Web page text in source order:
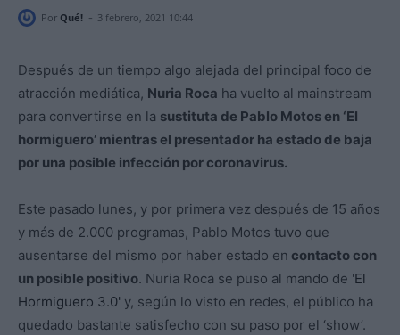
Por Qué! - 3 febrero, 2021 10:44
Después de un tiempo algo alejada del principal foco de
atracción mediática, Nuria Roca ha vuelto al mainstream
para convertirse en la sustituta de Pablo Motos en ‘El
hormiguero’ mientras el presentador ha estado de baja
por una posible infección por coronavirus.
Este pasado lunes, y por primera vez después de 15 años
y más de 2.000 programas, Pablo Motos tuvo que
ausentarse del mismo por haber estado en contacto con
un posible positivo. Nuria Roca se puso al mando de 'El
Hormiguero 3.0' y, según lo visto en redes, el público ha
quedado bastante satisfecho con su paso por el ‘show’.